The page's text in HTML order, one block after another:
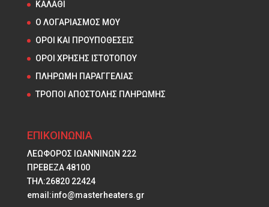
ΚΑΛΑΘΙ
Ο ΛΟΓΑΡΙΑΣΜΟΣ ΜΟΥ
ΟΡΟΙ ΚΑΙ ΠΡΟΥΠΟΘΕΣΕΙΣ
ΟΡΟΙ ΧΡΗΣΗΣ ΙΣΤΟΤΟΠΟΥ
ΠΛΗΡΩΜΗ ΠΑΡΑΓΓΕΛΙΑΣ
ΤΡΟΠΟΙ ΑΠΟΣΤΟΛΗΣ ΠΛΗΡΩΜΗΣ
ΕΠΙΚΟΙΝΩΝΙΑ
ΛΕΩΦΟΡΟΣ ΙΩΑΝΝΙΝΩΝ 222
ΠΡΕΒΕΖΑ 48100
ΤΗΛ:26820 22424
email:info@masterheaters.gr